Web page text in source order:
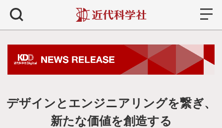
デザインとエンジニアリングを繋ぎ、
新たな価値を創造する